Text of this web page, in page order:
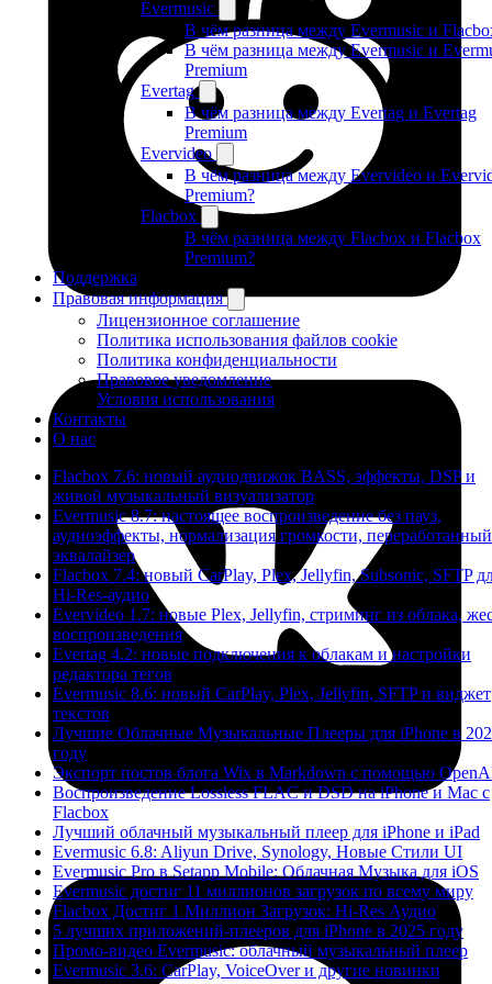
Evermusic
В чём разница между Evermusic и
В чём разница между Evermusic и
Premium
Evertag
В чём разница между Evertag и Evertag
Premium
Evervideo
В чём разница между Evervideo и
Premium?
Flacbox
В чём разница между Flacbox и Flacbox
Premium?
Поддержка
Правовая информация
Лицензионное соглашение
Политика использования файлов cookie
Политика конфиденциальности
Правовое уведомление
Условия использования
Контакты
О нас
Flacbox 7.6: новый аудиодвижок BASS, эффекты, DSP и
живой музыкальный визуализатор
Evermusic 8.7: настоящее воспроизведение без пауз,
аудиоэффекты, нормализация громкости, переработанный
эквалайзер
Flacbox 7.4: новый CarPlay, Plex, Jellyfin, Subsonic, SFTP
Hi-Res-аудио
Evervideo 1.7: новые Plex, Jellyfin, стриминг из облака,
воспроизведения
Evertag 4.2: новые подключения к облакам и настройки
редактора тегов
Evermusic 8.6: новый CarPlay, Plex, Jellyfin, SFTP и виджет
текстов
Лучшие Облачные Музыкальные Плееры для iPhone в
году
Экспорт постов блога Wix в Markdown с помощью
Воспроизведение Lossless FLAC и DSD на iPhone и Mac с
Flacbox
Лучший облачный музыкальный плеер для iPhone и iPad
Evermusic 6.8: Aliyun Drive, Synology, Новые Стили UI
Evermusic Pro в Setapp Mobile: Облачная Музыка для iOS
Evermusic достиг 11 миллионов загрузок по всему миру
Flacbox Достиг 1 Миллион Загрузок: Hi-Res Аудио
5 лучших приложений-плееров для iPhone в 2025 году
Промо-видео Evermusic: облачный музыкальный плеер
Evermusic 3.6: CarPlay, VoiceOver и другие новинки